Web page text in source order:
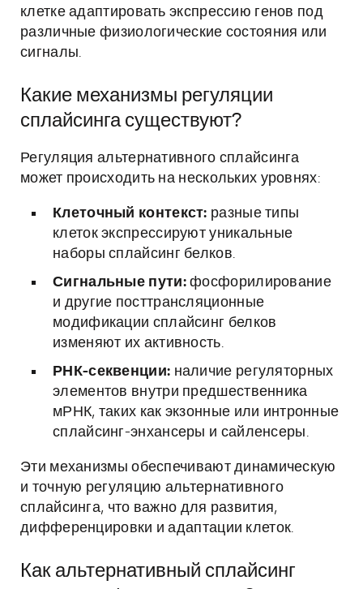
клетке адаптировать экспрессию генов под
различные физиологические состояния или
сигналы.
Какие механизмы регуляции
сплайсинга существуют?
Регуляция альтернативного сплайсинга
может происходить на нескольких уровнях:
Клеточный контекст: разные типы
клеток экспрессируют уникальные
наборы сплайсинг белков.
Сигнальные пути:фосфорилирование
и другие посттрансляционные
модификации сплайсинг белков
изменяют их активность.
РНК-секвенции: наличие регуляторных
элементов внутри предшественника
мРНК, таких как экзонные или интронные
сплайсинг-энхансеры и сайленсеры.
Эти механизмы обеспечивают динамическую
и точную регуляцию альтернативного
сплайсинга, что важно для развития,
дифференцировки и адаптации клеток.
Как альтернативный сплайсинг